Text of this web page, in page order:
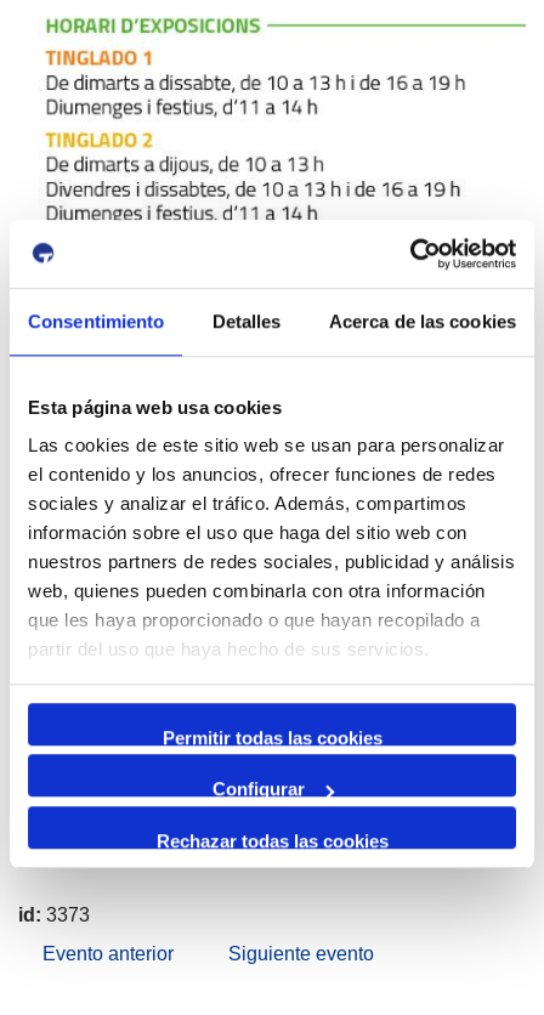
Consentimiento Detalles Acerca de las cookies
Esta página web usa cookies
Las cookies de este sitio web se usan para personalizar
el contenido y los anuncios, ofrecer funciones de redes
sociales y analizar el tráfico. Además, compartimos
información sobre el uso que haga del sitio web con
nuestros partners de redes sociales, publicidad y análisis
web, quienes pueden combinarla con otra información
que les haya proporcionado o que hayan recopilado a
partir del uso que haya hecho de sus servicios.
Permitir todas las cookies
Configurar
Rechazar todas las cookies
id: 3373
Evento anterior
Siguiente evento